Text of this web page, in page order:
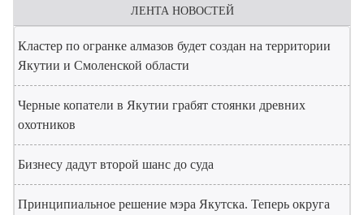
ЛЕНТА НОВОСТЕЙ
Кластер по огранке алмазов будет создан на территории
Якутии и Смоленской области
Черные копатели в Якутии грабят стоянки древних
охотников
Бизнесу дадут второй шанс до суда
Принципиальное решение мэра Якутска. Теперь округа